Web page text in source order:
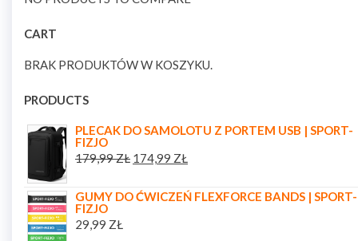
CART
BRAK PRODUKTÓW W KOSZYKU.
PRODUCTS
PLECAK DO SAMOLOTU Z PORTEM USB | SPORT-
FIZJO
179,99ZŁ 174,99 ZŁ
GUMY DO ĆWICZEŃ FLEXFORCE BANDS | SPORT-
FIZJO
29,99 ZŁ